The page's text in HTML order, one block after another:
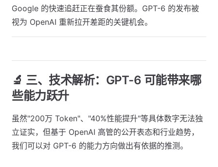
Google 的快速追赶正在蚕食其份额。GPT-6 的发布被
视为 OpenAI 重新拉开差距的关键机会。
🔬 三、技术解析：GPT-6 可能带来哪
些能力跃升
虽然"200万 Token"、"40%性能提升"等具体数字无法独
立证实，但基于 OpenAI 高管的公开表态和行业趋势，
我们可以对 GPT-6 的能力方向做出有依据的推测。